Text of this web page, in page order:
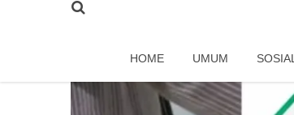
HOME UMUM SOSIAL